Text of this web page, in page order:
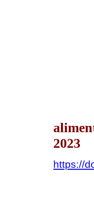
2023
https://